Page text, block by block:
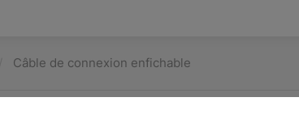
Câble de connexion enfichable